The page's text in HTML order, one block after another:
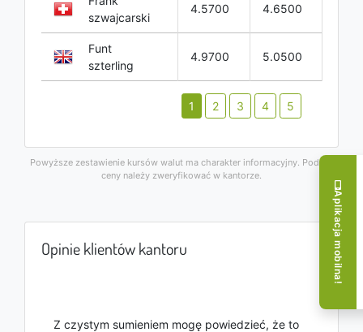
szwajcarski
4.5700 4.6500
Funt
szterling
4.9700 5.0500
1 2 3 4 5
Powyższe zestawienie kursów walut ma charakter informacyjny. Podane
ceny należy zweryfikować w kantorze.
Opinie klientów kantoru
Z czystym sumieniem mogę powiedzieć, że to
Aplikacja mobilna!